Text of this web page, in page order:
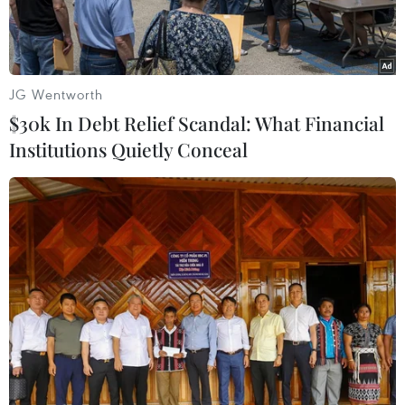
Vườn lan của ông Nguyễn Xuân Thiên, Phó giám đốc Công ty
nông nghiệp công nghệ cao Thiên Trường 36. (Ảnh: Nguyễn
Nam/TTXVN)
Hội nông dân tỉnh Thanh Hóa đã chủ động tìm
kiếm các giải pháp đột phá nhằm thúc đẩy ứng
dụng khoa học công nghệ và chuyển đổi số
trong nông nghiệp và khơi dậy tinh thần tự lực,
JG Wentworth
$30k In Debt Relief Scandal: What Financial
Institutions Quietly Conceal